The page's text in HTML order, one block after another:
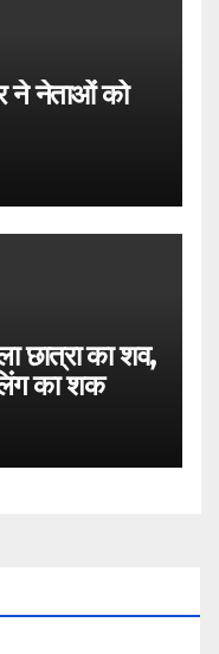
ने नेताओं को
छात्रा का शव,
का शक